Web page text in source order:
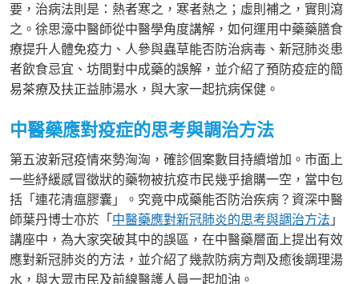
要，治病法則是：熱者寒之，寒者熱之；虛則補之，實則瀉
之。徐思濠中醫師從中醫學角度講解，如何運用中藥藥膳食
療提升人體免疫力、人參與蟲草能否防治病毒、新冠肺炎患
者飲食忌宜、坊間對中成藥的誤解，並介紹了預防疫症的簡
易茶療及扶正益肺湯水，與大家一起抗病保健。
中醫藥應對疫症的思考與調治方法
第五波新冠疫情來勢洶洶，確診個案數目持續增加。市面上
一些紓緩感冒徵狀的藥物被抗疫市民幾乎搶購一空，當中包
括「連花清瘟膠囊」。究竟中成藥能否防治疾病？資深中醫
師葉丹博士亦於「 中醫藥應對新冠肺炎的思考與調治方法 」
講座中，為大家突破其中的誤區，在中醫藥層面上提出有效
應對新冠肺炎的方法，並介紹了幾款防病方劑及癒後調理湯
水，與大眾市民及前線醫護人員一起加油。